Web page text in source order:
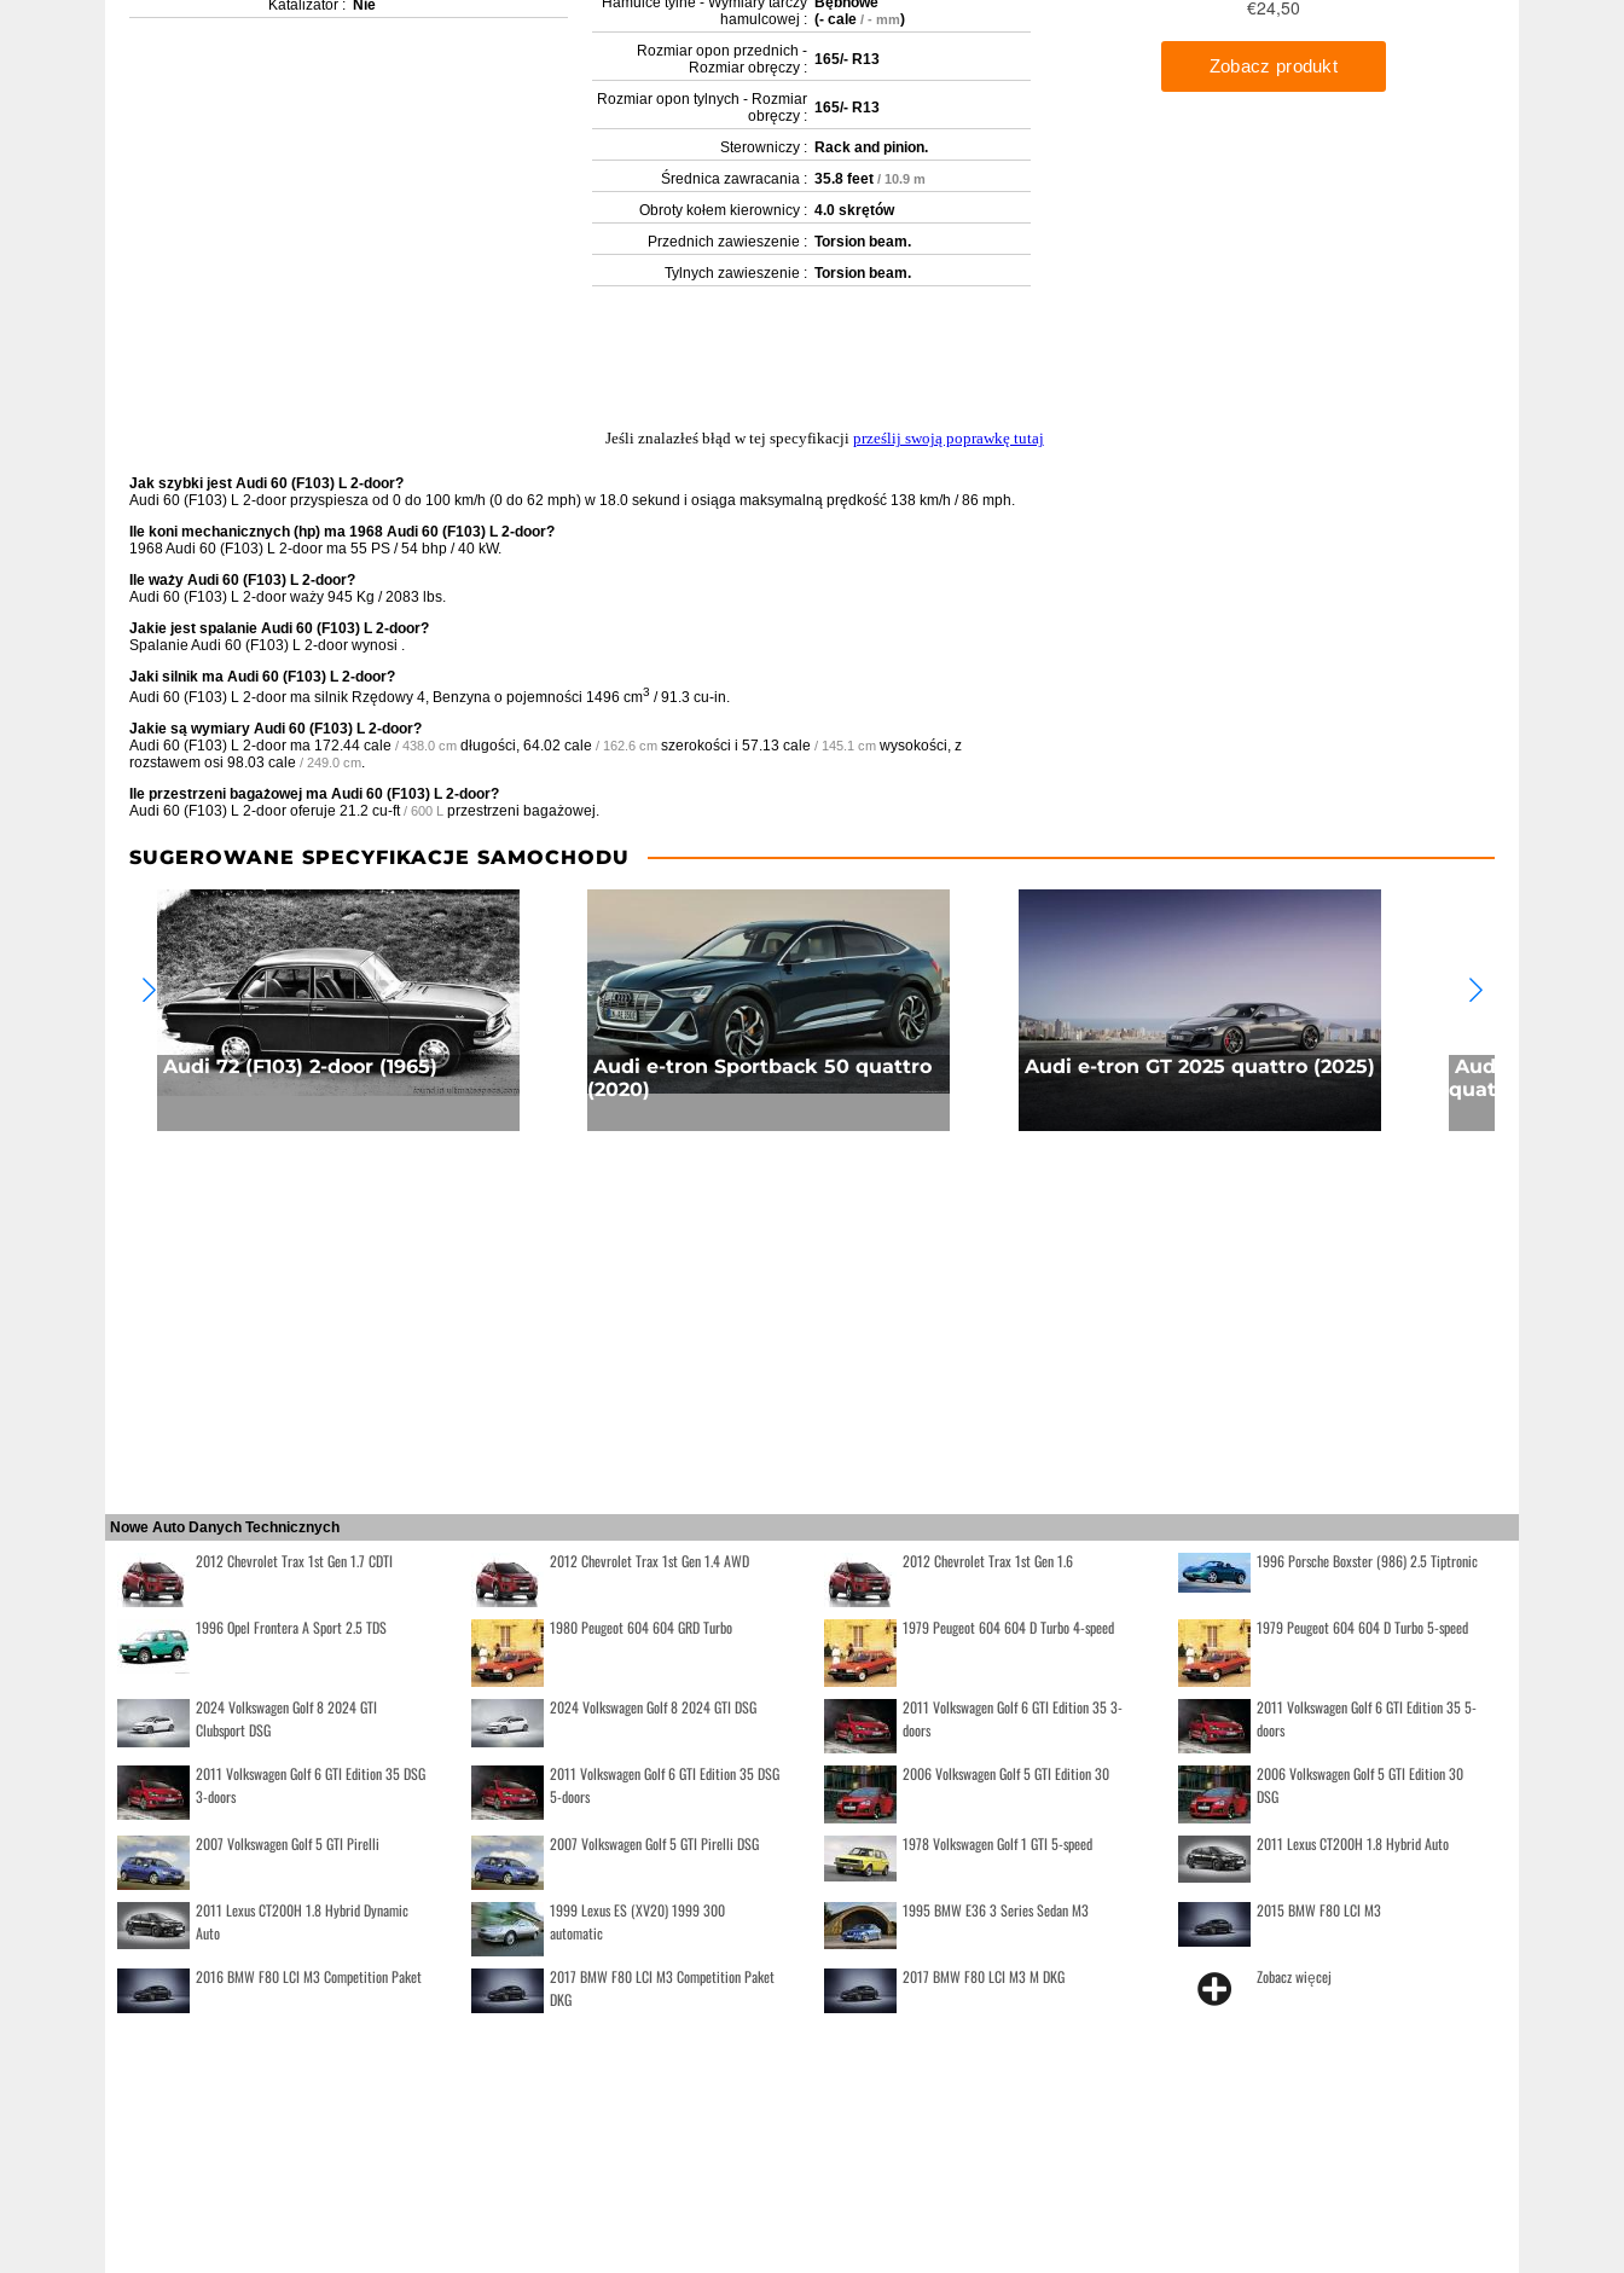
Katalizator : Nie
hamulcowej : (- cale / - mm)
Rozmiar opon przednich -
Rozmiar obręczy : 165/- R13
Rozmiar opon tylnych - Rozmiar
obręczy : 165/- R13
Sterowniczy : Rack and pinion.
Średnica zawracania : 35.8 feet / 10.9 m
Obroty kołem kierownicy : 4.0 skrętów
Przednich zawieszenie : Torsion beam.
Tylnych zawieszenie : Torsion beam.
Jeśli znalazłeś błąd w tej specyfikacji prześlij swoją poprawkę tutaj
Jak szybki jest Audi 60 (F103) L 2-door?
Audi 60 (F103) L 2-door przyspiesza od 0 do 100 km/h (0 do 62 mph) w 18.0 sekund i osiąga maksymalną prędkość 138 km/h / 86 mph.
Ile koni mechanicznych (hp) ma 1968 Audi 60 (F103) L 2-door?
1968 Audi 60 (F103) L 2-door ma 55 PS / 54 bhp / 40 kW.
Ile waży Audi 60 (F103) L 2-door?
Audi 60 (F103) L 2-door waży 945 Kg / 2083 lbs.
Jakie jest spalanie Audi 60 (F103) L 2-door?
Spalanie Audi 60 (F103) L 2-door wynosi .
Jaki silnik ma Audi 60 (F103) L 2-door?
Audi 60 (F103) L 2-door ma silnik Rzędowy 4, Benzyna o pojemności 1496 cm3 / 91.3 cu-in.
Jakie są wymiary Audi 60 (F103) L 2-door?
Audi 60 (F103) L 2-door ma 172.44 cale / 438.0 cm długości, 64.02 cale / 162.6 cm szerokości i 57.13 cale / 145.1 cm wysokości, z
rozstawem osi 98.03 cale / 249.0 cm.
Ile przestrzeni bagażowej ma Audi 60 (F103) L 2-door?
Audi 60 (F103) L 2-door oferuje 21.2 cu-ft / 600 L przestrzeni bagażowej.
SUGEROWANE SPECYFIKACJE SAMOCHODU
Audi 72 (F103) 2-door (1965)
Audi e-tron Sportback 50 quattro
(2020)
Audi e-tron GT 2025 quattro (2025)
Audi Q8 e-tron
quattro (2023)
Nowe Auto Danych Technicznych
2012 Chevrolet Trax 1st Gen 1.7 CDTI 2012 Chevrolet Trax 1st Gen 1.4 AWD 2012 Chevrolet Trax 1st Gen 1.6 1996 Porsche Boxster (986) 2.5 Tiptronic
1996 Opel Frontera A Sport 2.5 TDS 1980 Peugeot 604 604 GRD Turbo 1979 Peugeot 604 604 D Turbo 4-speed 1979 Peugeot 604 604 D Turbo 5-speed
2024 Volkswagen Golf 8 2024 GTI
Clubsport DSG
2024 Volkswagen Golf 8 2024 GTI DSG
2011 Volkswagen Golf 6 GTI Edition 35 3-
doors
2011 Volkswagen Golf 6 GTI Edition 35 5-
doors
2011 Volkswagen Golf 6 GTI Edition 35 DSG
3-doors
2011 Volkswagen Golf 6 GTI Edition 35 DSG
5-doors
2006 Volkswagen Golf 5 GTI Edition 30
2006 Volkswagen Golf 5 GTI Edition 30
DSG
2007 Volkswagen Golf 5 GTI Pirelli 2007 Volkswagen Golf 5 GTI Pirelli DSG 1978 Volkswagen Golf 1 GTI 5-speed 2011 Lexus CT200H 1.8 Hybrid Auto
2011 Lexus CT200H 1.8 Hybrid Dynamic
Auto
1999 Lexus ES (XV20) 1999 300
automatic
1995 BMW E36 3 Series Sedan M3 2015 BMW F80 LCI M3
2016 BMW F80 LCI M3 Competition Paket
2017 BMW F80 LCI M3 Competition Paket
DKG
2017 BMW F80 LCI M3 M DKG Zobacz więcej